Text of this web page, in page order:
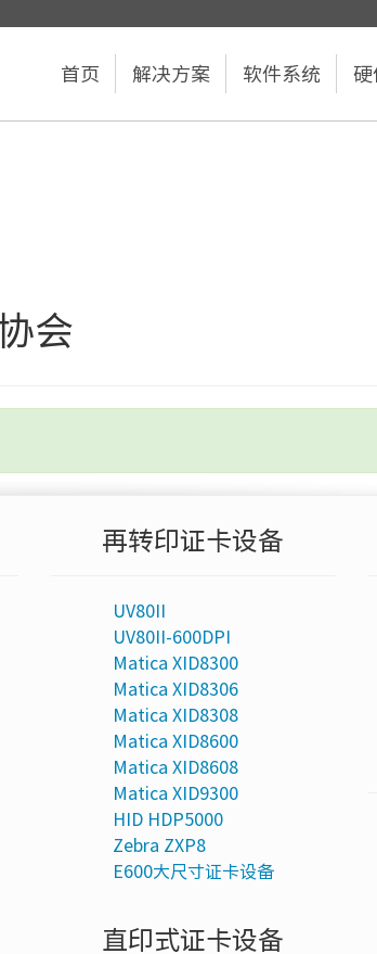
首页 解决方案 软件系统 硬
会
再转印证卡设备
UV80II
UV80II-600DPI
Matica XID8300
Matica XID8306
Matica XID8308
Matica XID8600
Matica XID8608
Matica XID9300
HID HDP5000
Zebra ZXP8
E600大尺寸证卡设备
直印式证卡设备